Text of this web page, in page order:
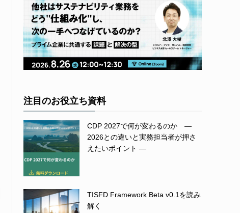
注目のお役立ち資料
CDP 2027で何が変わるのか ―
2026との違いと実務担当者が押さ
えたいポイント ―
TISFD Framework Beta v0.1を読み
解く